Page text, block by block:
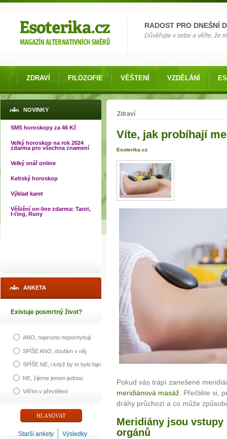
RADOST PRO DNEŠNÍ
Důvěřujte v sebe a věřte, že
ZDRAVÍ FILOZOFIE VĚŠTENÍ VZDĚLÁNÍ
NOVINKY
SMS horoskopy za 46 Kč
Velký horoskop na rok 2024
zdarma pro všechna znamení
Velký snář online
Keltský horoskop
Výklad karet
Věštění on-line zdarma: Tarot,
I-ťing, Runy
ANKETA
Existuje posmrtný život?
ANO, naprosto nepochybuji
SPÍŠE ANO, doufám v něj
SPÍŠE NE, i když by to bylo fajn
NE, žijeme jenom jednou
Věřím v převtělení
Starší ankety Výsledky
Jste zde
Zdraví
Víte, jak probíhají
Esoterika.cz
Pokud vás trápí zanešené
meridiánová masáž . Přečtěte si,
dráhy průchozí a co může
Meridiány jsou
orgánů